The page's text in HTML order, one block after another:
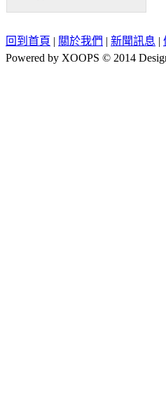
回到首頁 | 關於我們 | 新聞訊息 |
Powered by XOOPS © 2014